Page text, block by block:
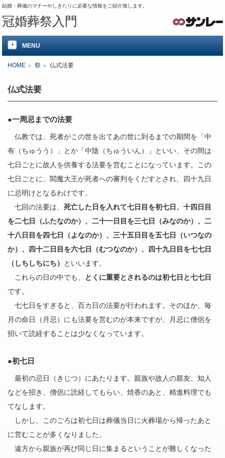
結婚・葬儀のマナーやしきたりに必要な情報をご紹介致します。
冠婚葬祭入門
MENU
HOME 祭 仏式法要
仏式法要
●一周忌までの法要
仏教では、死者がこの世を出てあの世に到るまでの期間を「中
有（ちゅうう）」とか「中陰（ちゅういん）」といい、その間は
七日ごとに故人を供養する法要を営むことになっています。この
七日ごとに、閻魔大王が死者への審判をくだすとされ、四十九日
に忌明けとなるわけです。
七回の法要は、死亡した日を入れて七日目を初七日、十四日目
を二七日（ふたなのか）、二十一日目を三七日（みなのか）、二
十八日目を四七日（よなのか）、三十五日目を五七日（いつなの
か）、四十二日目を六七日（むつなのか）、四十九日目を七七日
（しちしちにち） といいます。
これらの日の中でも、 とくに重要とされるのは初七日と七七日
です。
七七日をすぎると、百カ日の法要が行われます。そのほか、毎
月の命日（月忌）にも法要を営むのが本来ですが、月忌に僧侶を
招いて読経することは少なくなっています。
●初七日
最初の忌日（きじつ）にあたります。親族や故人の親友、知人
などを招き、僧侶に読経してもらい、焼香のあと、精進料理でも
てなします。
しかし、このごろは初七日は葬儀当日に火葬場から帰ったあと
に営むことが多くなりました。
遠方から親族が再び同じ日に集まるということが難しくなった